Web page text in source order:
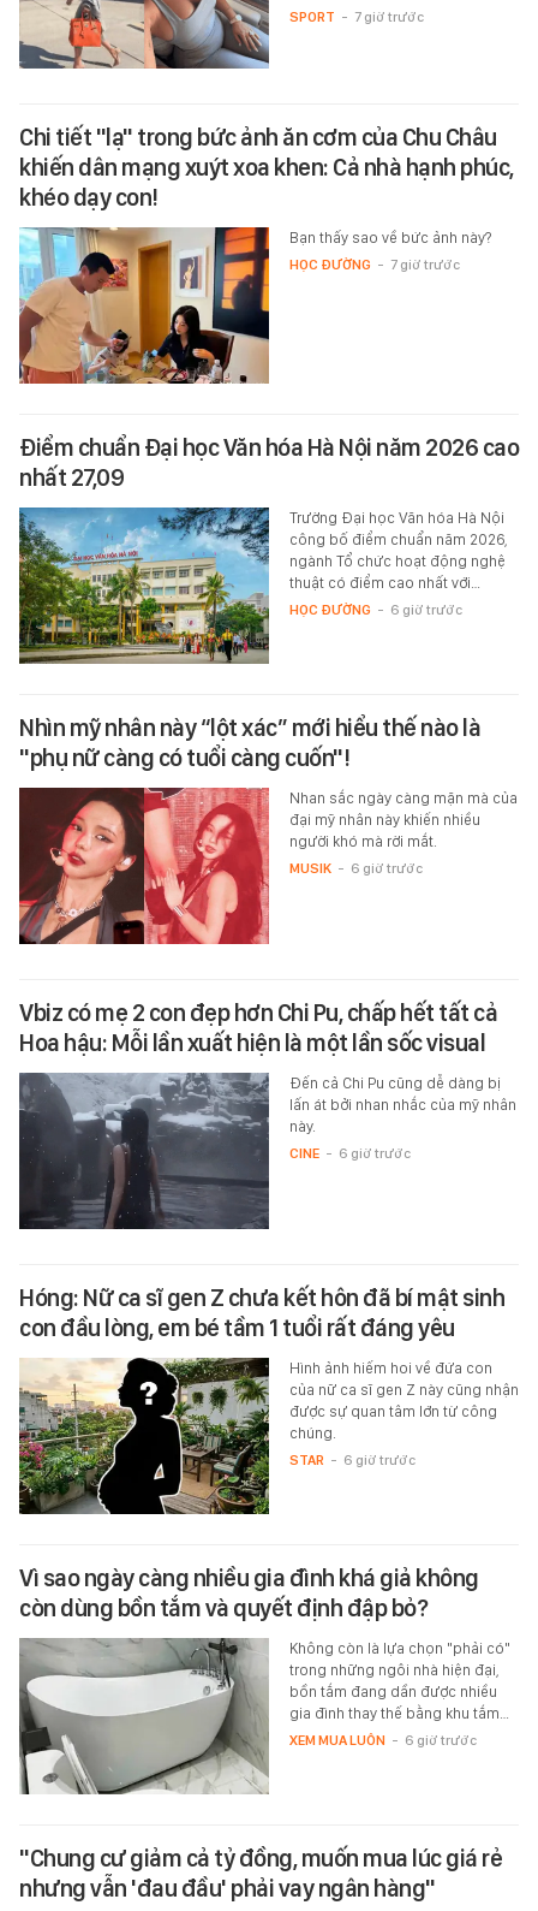
SPORT - 7 giờ trước
Chi tiết "lạ" trong bức ảnh ăn cơm của Chu Châu
khiến dân mạng xuýt xoa khen: Cả nhà hạnh phúc,
khéo dạy con!
Bạn thấy sao về bức ảnh này?
HỌC ĐƯỜNG - 7 giờ trước
Điểm chuẩn Đại học Văn hóa Hà Nội năm 2026 cao
nhất 27,09
Trường Đại học Văn hóa Hà Nội
công bố điểm chuẩn năm 2026,
ngành Tổ chức hoạt động nghệ
thuật có điểm cao nhất với…
HỌC ĐƯỜNG - 6 giờ trước
Nhìn mỹ nhân này “lột xác” mới hiểu thế nào là
"phụ nữ càng có tuổi càng cuốn"!
Nhan sắc ngày càng mặn mà của
đại mỹ nhân này khiến nhiều
người khó mà rời mắt.
MUSIK - 6 giờ trước
Vbiz có mẹ 2 con đẹp hơn Chi Pu, chấp hết tất cả
Hoa hậu: Mỗi lần xuất hiện là một lần sốc visual
Đến cả Chi Pu cũng dễ dàng bị
lấn át bởi nhan nhắc của mỹ nhân
này.
CINE - 6 giờ trước
Hóng: Nữ ca sĩ gen Z chưa kết hôn đã bí mật sinh
con đầu lòng, em bé tầm 1 tuổi rất đáng yêu
Hình ảnh hiếm hoi về đứa con
của nữ ca sĩ gen Z này cũng nhận
được sự quan tâm lớn từ công
chúng.
STAR - 6 giờ trước
Vì sao ngày càng nhiều gia đình khá giả không
còn dùng bồn tắm và quyết định đập bỏ?
Không còn là lựa chọn "phải có"
trong những ngôi nhà hiện đại,
bồn tắm đang dần được nhiều
gia đình thay thế bằng khu tắm…
XEM MUA LUÔN - 6 giờ trước
"Chung cư giảm cả tỷ đồng, muốn mua lúc giá rẻ
nhưng vẫn 'đau đầu' phải vay ngân hàng"